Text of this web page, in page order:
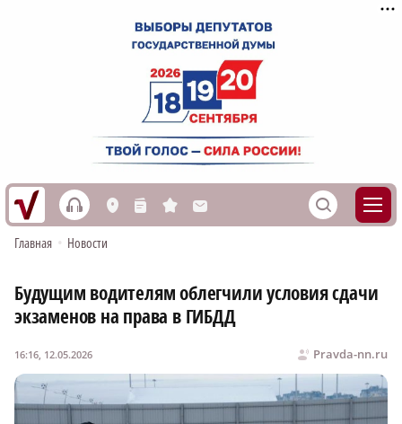
h L n s M S
Главная • Новости
Будущим водителям облегчили условия сдачи
экзаменов на права в ГИБДД
Pravda-nn.ru
16:16, 12.05.2026